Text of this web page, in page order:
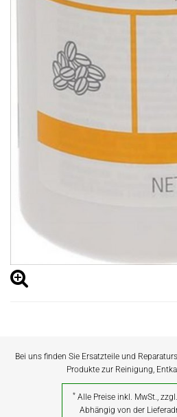
Bei uns finden Sie Ersatzteile und
Produkte zur Reinigung,
* Alle Preise inkl. MwSt.,
Abhängig von der